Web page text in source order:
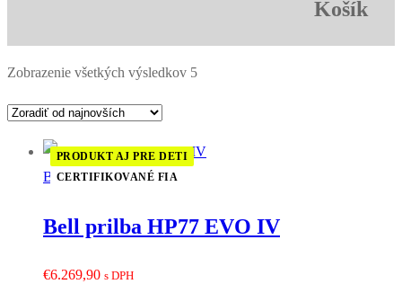
Košík
Zobrazenie všetkých výsledkov 5Zoradené
Bell
PRODUKT AJ PRE DETI
CERTIFIKOVANÉ FIA
Bell prilba HP77 EVO IV
€6.269,90 s DPH